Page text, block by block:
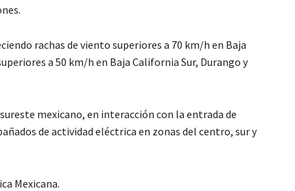
rachas de viento superiores a 70 km/h en Baja
a 50 km/h en Baja California Sur, Durango y
mexicano, en interacción con la entrada de
de actividad eléctrica en zonas del centro, sur y
Mexicana.